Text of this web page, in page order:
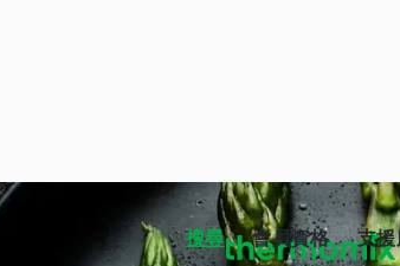
搜尋 會員資格 支